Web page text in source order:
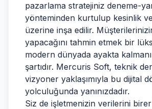
pazarlama stratejiniz deneme-
yönteminden kurtulup kesinlik
üzerine inşa edilir.
yapacağını tahmin etmek bir
modern dünyada ayakta
şartıdır. Mercuris Soft, teknik
vizyoner yaklaşımıyla bu dijital
yolculuğunda yanınızdadır.
Siz de işletmenizin verilerini